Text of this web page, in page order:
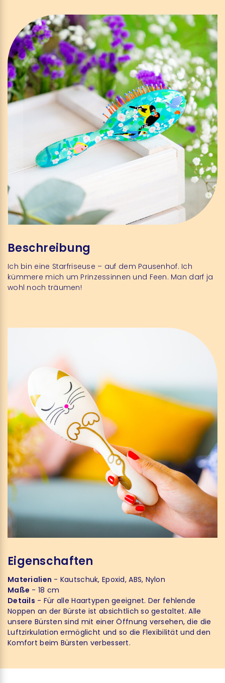
Beschreibung
Ich bin eine Starfriseuse – auf dem Pausenhof. Ich
kümmere mich um Prinzessinnen und Feen. Man darf ja
wohl noch träumen!
Eigenschaften
Materialien - Kautschuk, Epoxid, ABS, Nylon
Maße - 18 cm
Details - Für alle Haartypen geeignet. Der fehlende
Noppen an der Bürste ist absichtlich so gestaltet. Alle
unsere Bürsten sind mit einer Öffnung versehen, die die
Luftzirkulation ermöglicht und so die Flexibilität und den
Komfort beim Bürsten verbessert.